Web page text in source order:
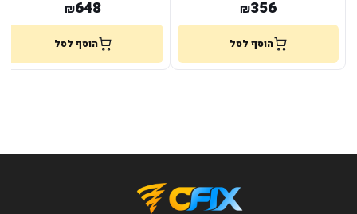
₪356
הוסף לסל
₪648
הוסף לסל